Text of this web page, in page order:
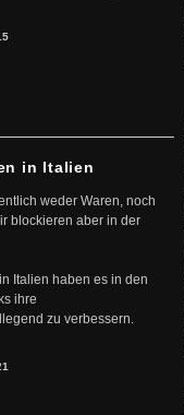
in Italien
weder Waren, noch
blockieren aber in der
Italien haben es in den
ihre
zu verbessern.